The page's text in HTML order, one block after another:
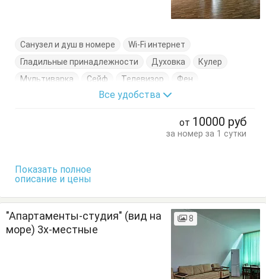
Санузел и душ в номере
Wi-Fi интернет
Гладильные принадлежности
Духовка
Кулер
Мультиварка
Сейф Телевизор
Фен
Электрочайник
Балкон
Посуда
Все удобства
от 10000 руб
за номер за 1 сутки
Показать полное
описание и цены
"Апартаменты-студия" (вид на
море) 3х-местные
8